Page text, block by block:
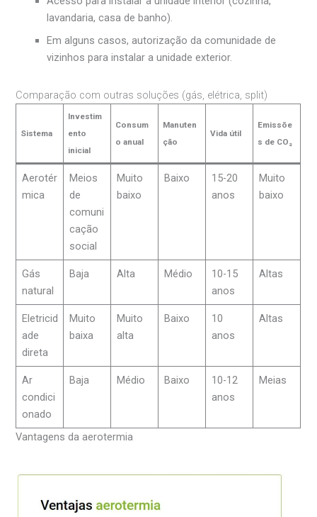
lavandaria, casa de banho).
Em alguns casos, autorização da comunidade de
vizinhos para instalar a unidade exterior.
Comparação com outras soluções (gás, elétrica, split)
Sistema
Investim
ento
inicial
Consum
o anual
Manuten
ção
Vida útil
Emissõe
s de CO₂
Aerotér
mica
Meios
de
comuni
cação
social
Muito
baixo
Baixo
15-20
anos
Muito
baixo
Gás
natural
Baja Alta Médio
10-15
anos
Altas
Eletricid
ade
direta
Muito
baixa
Muito
alta
Baixo
10
anos
Altas
Ar
condici
onado
Baja Médio Baixo
10-12
anos
Meias
Vantagens da aerotermia